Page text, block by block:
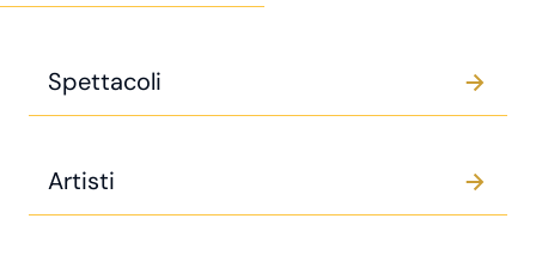
Spettacoli
Artisti